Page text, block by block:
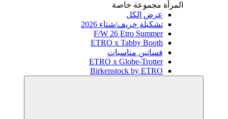
المرأة مجموعة خاصة
عرض الكل
تشكيلة خريف/شتاء 2026
F/W 26 Etro Summer
ETRO x Tabby Booth
فساتين مناسبات
ETRO x Globe-Trotter
Birkenstock by ETRO